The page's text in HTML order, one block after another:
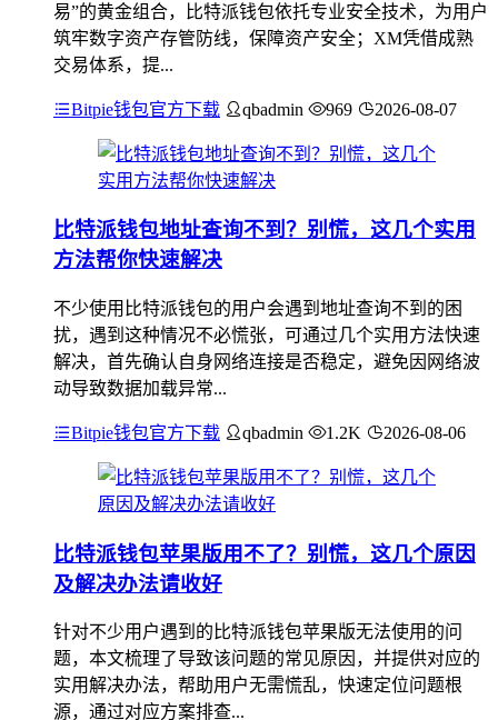
易”的黄金组合，比特派钱包依托专业安全技术，为用户
筑牢数字资产存管防线，保障资产安全；XM凭借成熟
交易体系，提...
Bitpie钱包官方下载 qbadmin 969 2026-08-07
比特派钱包地址查询不到？别慌，这几个实用
方法帮你快速解决
不少使用比特派钱包的用户会遇到地址查询不到的困
扰，遇到这种情况不必慌张，可通过几个实用方法快速
解决，首先确认自身网络连接是否稳定，避免因网络波
动导致数据加载异常...
Bitpie钱包官方下载 qbadmin 1.2K 2026-08-06
比特派钱包苹果版用不了？别慌，这几个原因
及解决办法请收好
针对不少用户遇到的比特派钱包苹果版无法使用的问
题，本文梳理了导致该问题的常见原因，并提供对应的
实用解决办法，帮助用户无需慌乱，快速定位问题根
源，通过对应方案排查...